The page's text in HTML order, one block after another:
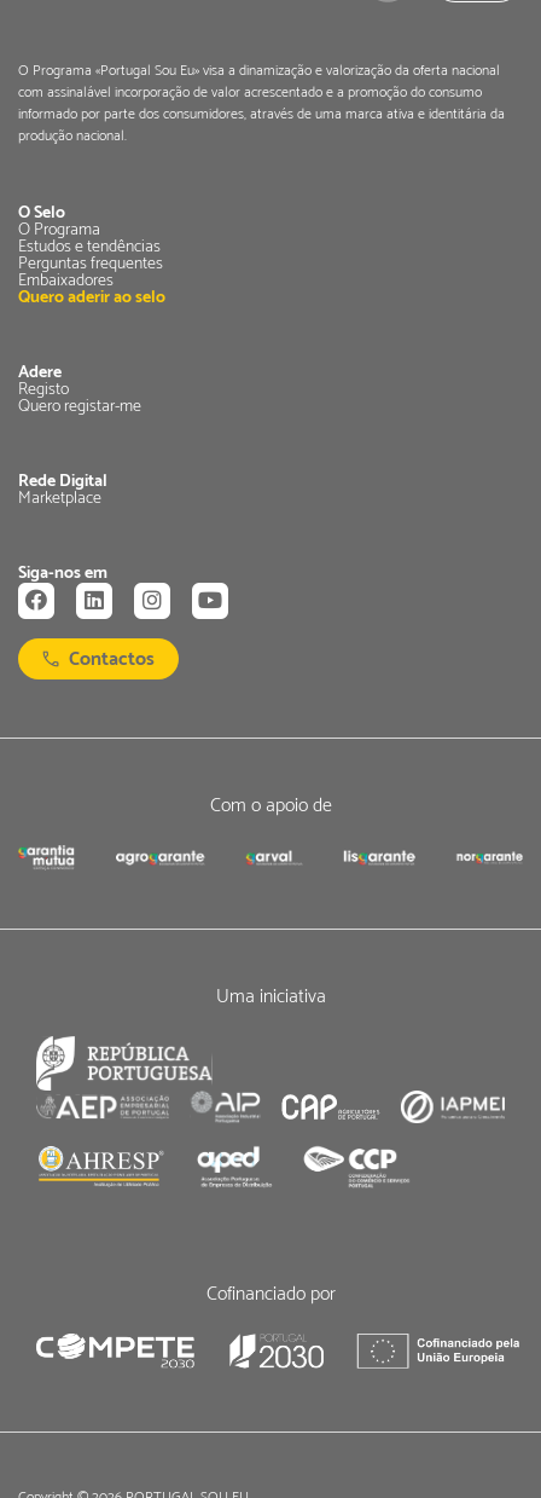
O Programa «Portugal Sou Eu» visa a dinamização e valorização da oferta nacional
com assinalável incorporação de valor acrescentado e a promoção do consumo
informado por parte dos consumidores, através de uma marca ativa e identitária da
produção nacional.
O Selo
O Programa
Estudos e tendências
Perguntas frequentes
Embaixadores
Quero aderir ao selo
Adere
Registo
Quero registar-me
Rede Digital
Marketplace
Siga-nos em
Contactos
Com o apoio de
Uma iniciativa
Cofinanciado por